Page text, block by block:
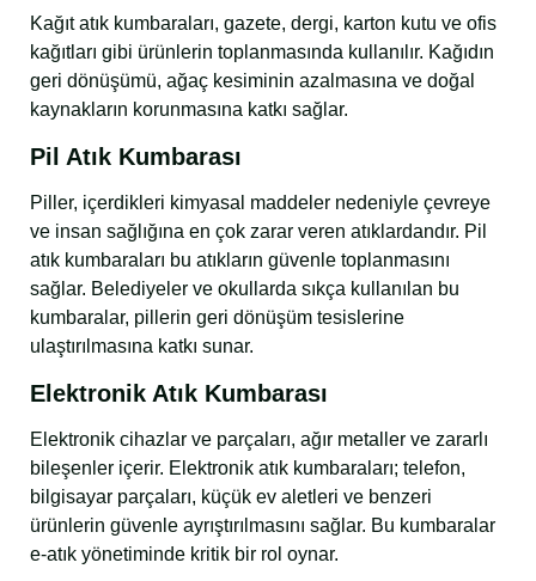
Kağıt atık kumbaraları, gazete, dergi, karton kutu ve ofis
kağıtları gibi ürünlerin toplanmasında kullanılır. Kağıdın
geri dönüşümü, ağaç kesiminin azalmasına ve doğal
kaynakların korunmasına katkı sağlar.
Pil Atık Kumbarası
Piller, içerdikleri kimyasal maddeler nedeniyle çevreye
ve insan sağlığına en çok zarar veren atıklardandır. Pil
atık kumbaraları bu atıkların güvenle toplanmasını
sağlar. Belediyeler ve okullarda sıkça kullanılan bu
kumbaralar, pillerin geri dönüşüm tesislerine
ulaştırılmasına katkı sunar.
Elektronik Atık Kumbarası
Elektronik cihazlar ve parçaları, ağır metaller ve zararlı
bileşenler içerir. Elektronik atık kumbaraları; telefon,
bilgisayar parçaları, küçük ev aletleri ve benzeri
ürünlerin güvenle ayrıştırılmasını sağlar. Bu kumbaralar
e-atık yönetiminde kritik bir rol oynar.